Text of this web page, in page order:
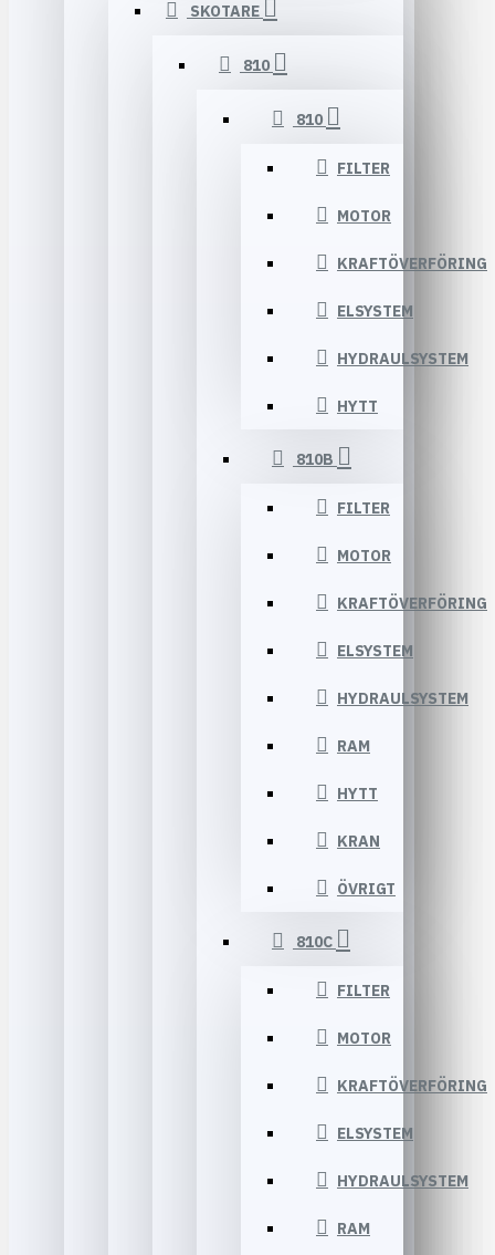
SKOTARE
810
810
FILTER
MOTOR
KRAFTÖVERFÖRING
ELSYSTEM
HYDRAULSYSTEM
HYTT
810B
FILTER
MOTOR
KRAFTÖVERFÖRING
ELSYSTEM
HYDRAULSYSTEM
RAM
HYTT
KRAN
ÖVRIGT
810C
FILTER
MOTOR
KRAFTÖVERFÖRING
ELSYSTEM
HYDRAULSYSTEM
RAM